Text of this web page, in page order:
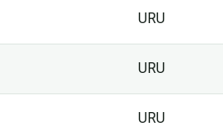
URU
URU
URU